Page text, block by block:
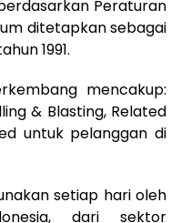
Peraturan
ditetapkan sebagai
1991.
mencakup:
& Blasting, Related
untuk pelanggan di
setiap hari oleh
dari sektor